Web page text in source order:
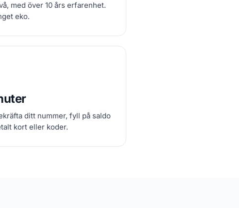
med över 10 års erfarenhet.
eko.
ditt nummer, fyll på saldo
kort eller koder.